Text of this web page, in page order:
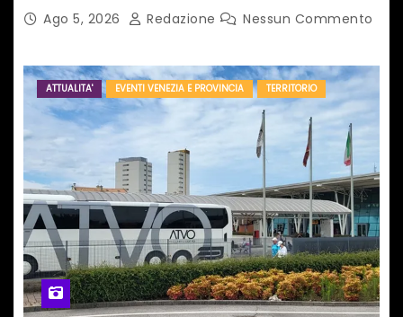
Ago 5, 2026 Redazione Nessun Commento
ATTUALITA' EVENTI VENEZIA E PROVINCIA TERRITORIO